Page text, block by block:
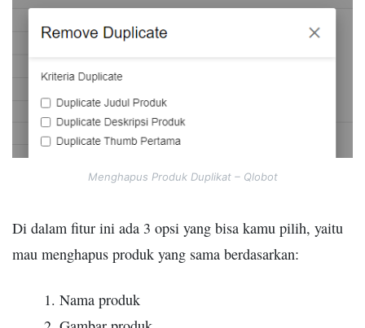
Menghapus Produk Duplikat – Qlobot
Di dalam fitur ini ada 3 opsi yang bisa kamu pilih, yaitu
mau menghapus produk yang sama berdasarkan:
Nama produk